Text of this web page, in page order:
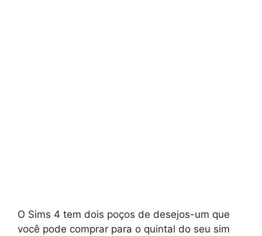
O Sims 4 tem dois poços de desejos-um que
você pode comprar para o quintal do seu sim